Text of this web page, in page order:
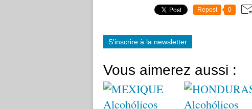
Repost 0
S'inscrire à la newsletter
Vous aimerez aussi :